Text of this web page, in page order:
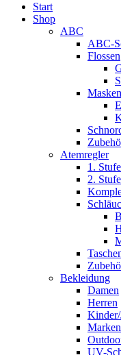
Start
Shop
ABC
ABC-
Flossen
Masken
Atemregler
1.
2.
Bekleidung
Damen
Herren
Marken
UV-